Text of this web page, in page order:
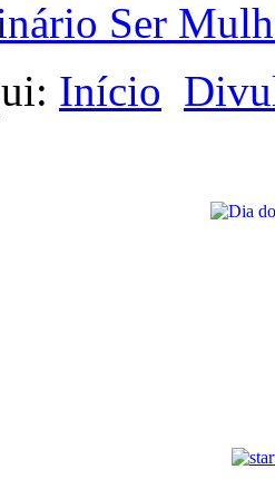
Ser
Início